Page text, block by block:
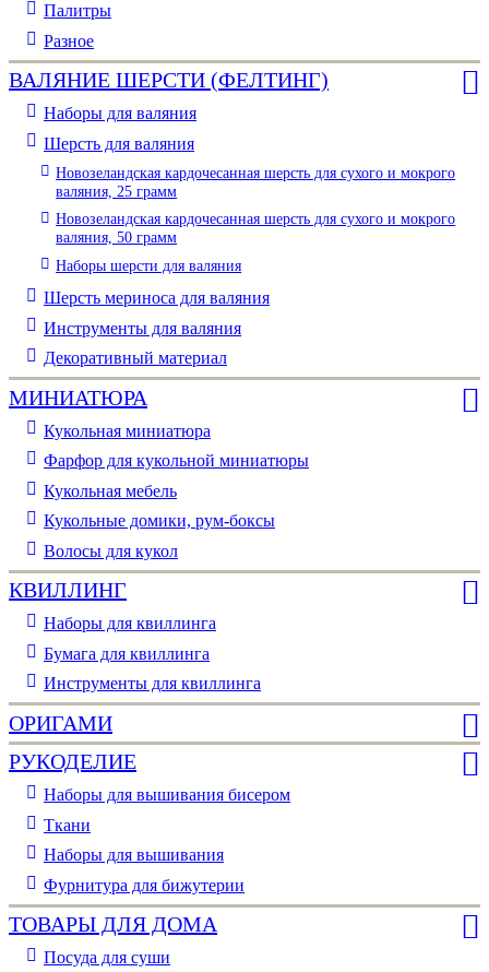
Палитры
Разное
ВАЛЯНИЕ ШЕРСТИ (ФЕЛТИНГ)
Наборы для валяния
Шерсть для валяния
Новозеландская кардочесанная шерсть для сухого и мокрого
валяния, 25 грамм
Новозеландская кардочесанная шерсть для сухого и мокрого
валяния, 50 грамм
Наборы шерсти для валяния
Шерсть мериноса для валяния
Инструменты для валяния
Декоративный материал
МИНИАТЮРА
Кукольная миниатюра
Фарфор для кукольной миниатюры
Кукольная мебель
Кукольные домики, рум-боксы
Волосы для кукол
КВИЛЛИНГ
Наборы для квиллинга
Бумага для квиллинга
Инструменты для квиллинга
ОРИГАМИ
РУКОДЕЛИЕ
Наборы для вышивания бисером
Ткани
Наборы для вышивания
Фурнитура для бижутерии
ТОВАРЫ ДЛЯ ДОМА
Посуда для суши